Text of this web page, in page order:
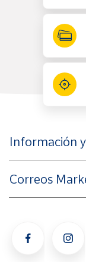
Información
Correos